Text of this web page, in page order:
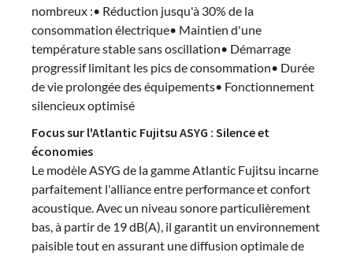
nombreux :• Réduction jusqu'à 30% de la
consommation électrique• Maintien d'une
température stable sans oscillation• Démarrage
progressif limitant les pics de consommation• Durée
de vie prolongée des équipements• Fonctionnement
silencieux optimisé
Focus sur l'Atlantic Fujitsu ASYG : Silence et
économies
Le modèle ASYG de la gamme Atlantic Fujitsu incarne
parfaitement l'alliance entre performance et confort
acoustique. Avec un niveau sonore particulièrement
bas, à partir de 19 dB(A), il garantit un environnement
paisible tout en assurant une diffusion optimale de